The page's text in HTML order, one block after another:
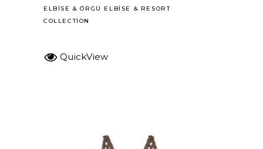
ELBISE &ÖRGÜ ELBISE & RESORT
COLLECTION
QuickView